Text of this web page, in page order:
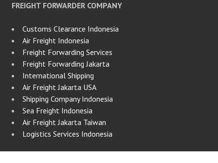
FREIGHT FORWARDER COMPANY
Customs Clearance Indonesia
Air Freight Indonesia
Freight Forwarding Services
Freight Forwarding Jakarta
International Shipping
Air Freight Jakarta USA
Shipping Company Indonesia
Sea Freight Indonesia
Air Freight Jakarta Taiwan
Logistics Services Indonesia